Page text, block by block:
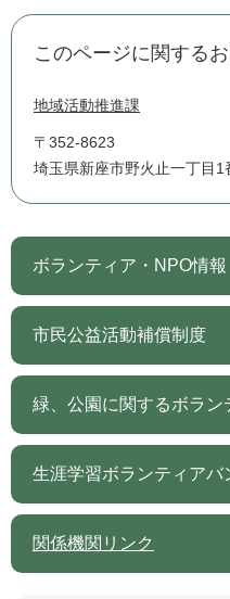
このページに関する
地域活動推進課
〒352-8623
埼玉県新座市野火止一丁目
ボランティア・NPO情報
市民公益活動補償制度
緑、公園に関するボラン
生涯学習ボランティアバ
関係機関リンク